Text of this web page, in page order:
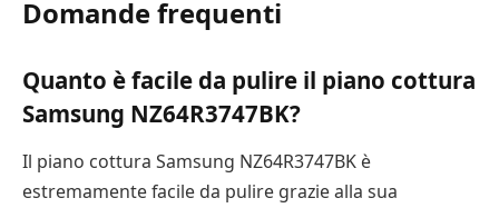
Domande frequenti
Quanto è facile da pulire il piano cottura
Samsung NZ64R3747BK?
Il piano cottura Samsung NZ64R3747BK è
estremamente facile da pulire grazie alla sua